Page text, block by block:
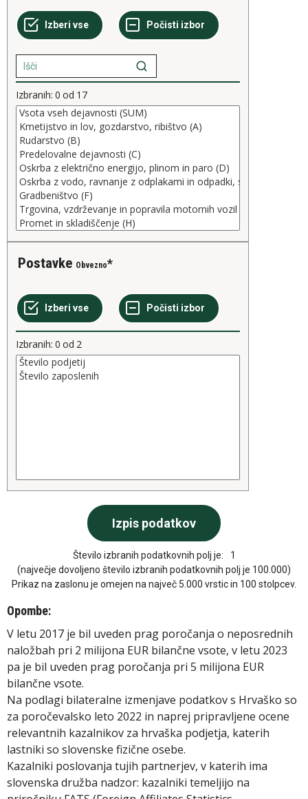
Izbranih: 0 od 17
Postavke Obvezno
Izbranih: 0 od 2
Število izbranih podatkovnih polj je:
1
(največje dovoljeno število izbranih podatkovnih polj je 100.000)
Prikaz na zaslonu je omejen na največ 5.000 vrstic in 100 stolpcev.
Opombe:
V letu 2017 je bil uveden prag poročanja o neposrednih
naložbah pri 2 milijona EUR bilančne vsote, v letu 2023
pa je bil uveden prag poročanja pri 5 milijona EUR
bilančne vsote.
Na podlagi bilateralne izmenjave podatkov s Hrvaško so
za poročevalsko leto 2022 in naprej pripravljene ocene
relevantnih kazalnikov za hrvaška podjetja, katerih
lastniki so slovenske fizične osebe.
Kazalniki poslovanja tujih partnerjev, v katerih ima
slovenska družba nadzor: kazalniki temeljijo na